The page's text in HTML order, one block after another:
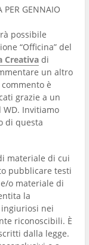
PER GENNAIO
possibile
“Officina” del
Creativa di
un altro
è
grazie a un
Invitiamo
di questa
materiale di cui
pubblicare testi
o materiale di
la
nei
riconoscibili. È
dalla legge.